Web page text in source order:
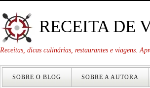
RECEITA DE
Receitas, dicas culinárias, restaurantes e viagens.
SOBRE O BLOG SOBRE A AUTORA